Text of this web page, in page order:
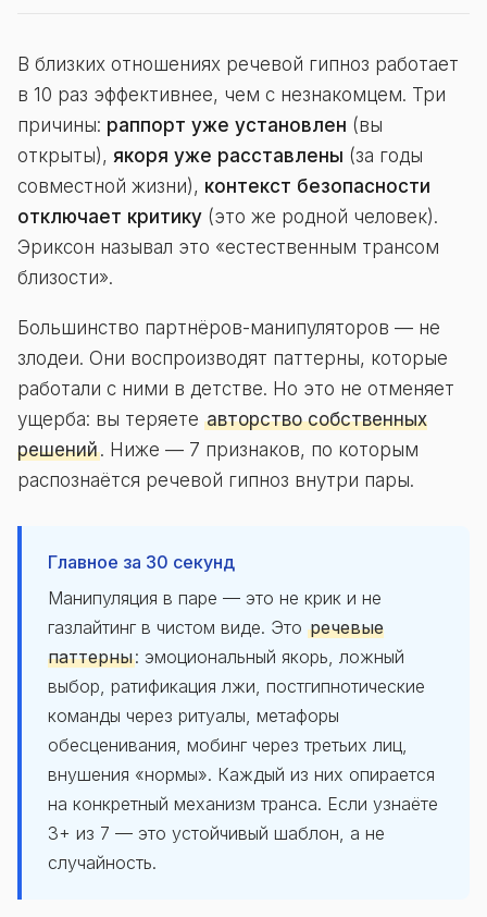
В близких отношениях речевой гипноз работает
в 10 раз эффективнее, чем с незнакомцем. Три
причины: раппорт уже установлен (вы
открыты), якоря уже расставлены (за годы
совместной жизни), контекст безопасности
отключает критику (это же родной человек).
Эриксон называл это «естественным трансом
близости».
Большинство партнёров-манипуляторов — не
злодеи. Они воспроизводят паттерны, которые
работали с ними в детстве. Но это не отменяет
ущерба: вы теряете авторство собственных
решений. Ниже — 7 признаков, по которым
распознаётся речевой гипноз внутри пары.
Главное за 30 секунд
Манипуляция в паре — это не крик и не
газлайтинг в чистом виде. Это речевые
паттерны: эмоциональный якорь, ложный
выбор, ратификация лжи, постгипнотические
команды через ритуалы, метафоры
обесценивания, мобинг через третьих лиц,
внушения «нормы». Каждый из них опирается
на конкретный механизм транса. Если узнаёте
3+ из 7 — это устойчивый шаблон, а не
случайность.